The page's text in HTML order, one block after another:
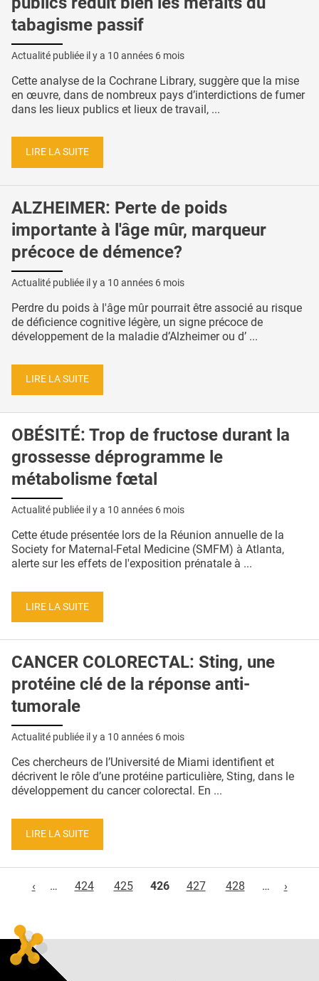
tabagisme passif
Actualité publiée il y a 10 années 6 mois
Cette analyse de la Cochrane Library, suggère que la mise
en œuvre, dans de nombreux pays d’interdictions de fumer
dans les lieux publics et lieux de travail, ...
LIRE LA SUITE
ALZHEIMER: Perte de poids
importante à l'âge mûr, marqueur
précoce de démence?
Actualité publiée il y a 10 années 6 mois
Perdre du poids à l'âge mûr pourrait être associé au risque
de déficience cognitive légère, un signe précoce de
développement de la maladie d’Alzheimer ou d’ ...
LIRE LA SUITE
OBÉSITÉ: Trop de fructose durant la
grossesse déprogramme le
métabolisme fœtal
Actualité publiée il y a 10 années 6 mois
Cette étude présentée lors de la Réunion annuelle de la
Society for Maternal-Fetal Medicine (SMFM) à Atlanta,
alerte sur les effets de l'exposition prénatale à ...
LIRE LA SUITE
CANCER COLORECTAL: Sting, une
protéine clé de la réponse anti-
tumorale
Actualité publiée il y a 10 années 6 mois
Ces chercheurs de l’Université de Miami identifient et
décrivent le rôle d’une protéine particulière, Sting, dans le
développement du cancer colorectal. En ...
LIRE LA SUITE
‹
… 424 425 426 427 428 … ›